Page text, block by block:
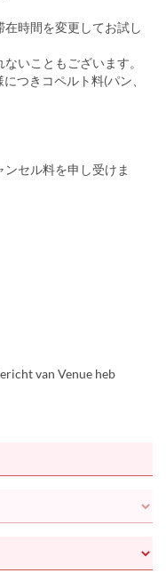
時間を変更してお試し
いこともございます。
つきコペルト料(パン、
セル料を申し受けま
van Venue heb